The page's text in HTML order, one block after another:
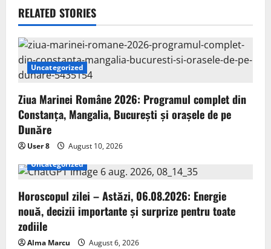
RELATED STORIES
Uncategorized
Ziua Marinei Române 2026: Programul complet din
Constanța, Mangalia, București și orașele de pe
Dunăre
User 8
August 10, 2026
Uncategorized
Horoscopul zilei – Astăzi, 06.08.2026: Energie
nouă, decizii importante și surprize pentru toate
zodiile
Alma Marcu
August 6, 2026